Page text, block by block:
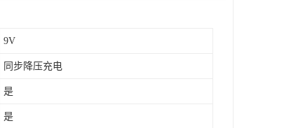
9V
同步降压充电
是
是